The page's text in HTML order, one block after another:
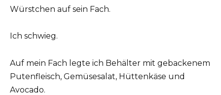
Würstchen auf sein Fach.
Ich schwieg.
Auf mein Fach legte ich Behälter mit gebackenem
Putenfleisch, Gemüsesalat, Hüttenkäse und
Avocado.